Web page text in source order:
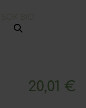
20,01 €